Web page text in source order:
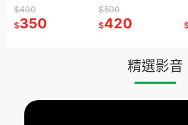
分享包
$400
$350
典酥脆花生糖+香
濃芝麻糖
$500
$420
典酥脆花生糖+香
素)、日
藻糖 紅烏
口・真酥脆
1,250
精選影音